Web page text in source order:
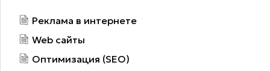
Реклама в интернете
Web сайты
Оптимизация (SEO)